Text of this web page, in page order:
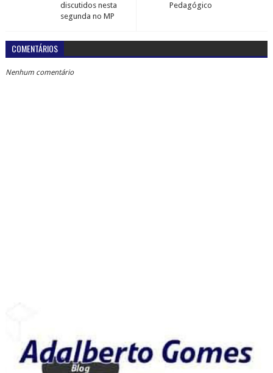
Pedagógico
discutidos nesta
segunda no MP
COMENTÁRIOS
Nenhum comentário